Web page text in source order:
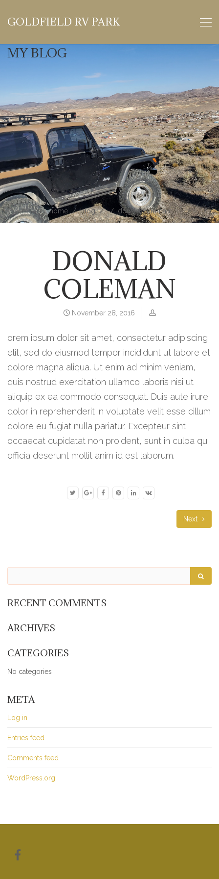
GOLDFIELD RV PARK
MY BLOG
home blog donald coleman
DONALD
COLEMAN
November 28, 2016
orem ipsum dolor sit amet, consectetur adipiscing
elit, sed do eiusmod tempor incididunt ut labore et
dolore magna aliqua. Ut enim ad minim veniam,
quis nostrud exercitation ullamco laboris nisi ut
aliquip ex ea commodo consequat. Duis aute irure
dolor in reprehenderit in voluptate velit esse cillum
dolore eu fugiat nulla pariatur. Excepteur sint
occaecat cupidatat non proident, sunt in culpa qui
officia deserunt mollit anim id est laborum.
Next
RECENT COMMENTS
ARCHIVES
CATEGORIES
No categories
META
Log in
Entries feed
Comments feed
WordPress.org